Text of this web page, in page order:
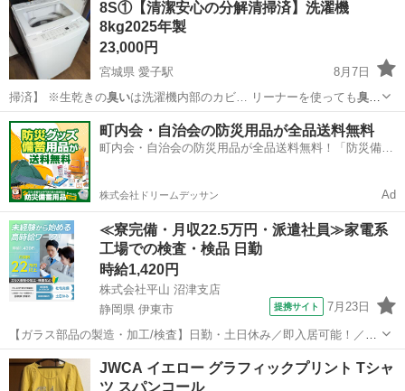
8S①【清潔安心の分解清掃済】洗濯機
8kg2025年製
23,000円
宮城県 愛子駅
8月7日
掃済】 ※生乾きの臭いは洗濯機内部のカビ… リーナーを使っても臭い
が改善しない 理由…
宮城 仙台市 愛子駅 生活家電 ホース
町内会・自治会の防災用品が全品送料無料
町内会・自治会の防災用品が全品送料無料！「防災備蓄
株式会社ドリームデッサン Ad
≪寮完備・月収22.5万円・派遣社員≫家電系
工場での検査・検品 日勤
時給1,420円
株式会社平山 沼津支店
静岡県 伊東市
提携サイト 7月23日
【ガラス部品の製造・加工/検査】日勤・土日休み／即入居可能！／伊
豆でのんびりライフ♪ ガラス部品の製造・加工/検査 【株式会社平山で
の正社員採用（無期雇用派遣）となります】 「2人で同じ職場で働き
静岡 伊東市
JWCA イエロー グラフィックプリント Tシャ
ツ スパンコール